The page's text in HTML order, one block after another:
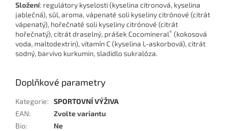
Složení: regulátory kyselosti (kyselina citronová, kyselina
jablečná), sůl, aroma, vápenaté soli kyseliny citrónové (citrát
vápenatý), hořečnaté soli kyseliny citrónové (citrát
hořečnatý), citrát draselný, prášek Cocomineral® (kokosová
voda, maltodextrin), vitamín C (kyselina L-askorbová), citrát
sodný, barvivo kurkumin, sladidlo sukralóza.
Doplňkové parametry
Kategorie: SPORTOVNÍ VÝŽIVA
EAN:
Zvolte variantu
Bio: Ne